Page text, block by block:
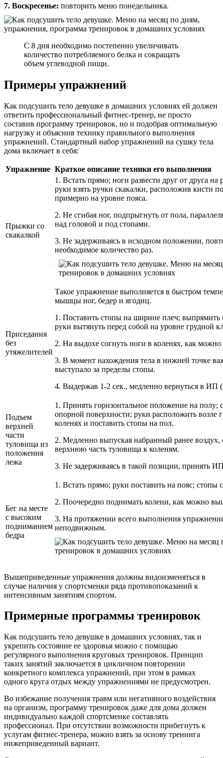
7. Воскресенье: повторить меню понедельника.
С 8 дня необходимо постепенно увеличивать
количество потребляемого белка и сокращать
объем углеводной пищи.
Примеры упражнений
Как подсушить тело девушке в домашних условиях ей должен
ответить профессиональный фитнес-тренер, не просто
составив программу тренировок, но и подобрав оптимальную
нагрузку и объяснив технику правильного выполнения
упражнений. Стандартный набор упражнений на сушку тела
дома включает в себя:
Упражнение Краткое описание техники его выполнения
Прыжки со
скакалкой
1. Встать прямо; ноги развести друг от друга
руки взять ручки скакалки, расположив кисти
примерно на уровне пояса.
2. Не сгибая ног, подпрыгнуть от пола,
над головой и под стопами.
3. Не задерживаясь в исходном положении,
необходимое количество раз.
Приседания
без
утяжелителей
Такое упражнение выполняется в быстром
мышцы ног, бедер и ягодиц.
1. Поставить стопы на ширине плеч; выпрямить
руки вытянуть перед собой на уровне грудной
2. На выдохе согнуть ноги в коленях, как
3. В момент нахождения тела в нижней точке
выступало за пределы стопы.
4. Выдержав 1-2 сек., медленно вернуться в ИП
Подъем
верхней
части
туловища из
положения
лежа
1. Принять горизонтальное положение на
опорной поверхности; руки расположить возле
коленях и поставить стопы на пол.
2. Медленно выпуская набранный ранее воздух,
верхнюю часть туловища к коленям.
3. Не задерживаясь в такой позиции, принять
Бег на месте
с высоким
подниманием
бедра
1. Встать прямо; руки поставить на пояс; стопы
2. Поочередно поднимать колени, как можно
3. На протяжении всего выполнения
неподвижным.
Вышеприведенные упражнения должны видоизменяться в
случае наличия у спортсменки ряда противопоказаний к
интенсивным занятиям спортом.
Примерные программы тренировок
Как подсушить тело девушке в домашних условиях, так и
укрепить состояние ее здоровья можно с помощью
регулярного выполнения круговых тренировок. Принцип
таких занятий заключается в цикличном повторении
конкретного комплекса упражнений, при этом в рамках
одного круга отдых между упражнениями не предусмотрен.
Во избежание получения травм или негативного воздействия
на организм, программу тренировок даже для дома должен
индивидуально каждой спортсменке составлять
профессионал. При отсутствии возможности прибегнуть к
услугам фитнес-тренера, можно взять за основу тренинга
нижеприведенный вариант.